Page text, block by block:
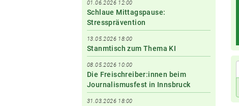
01.06.2026 12:00
Schlaue Mittagspause:
Stressprävention
13.05.2026 18:00
Stanmtisch zum Thema KI
08.05.2026 10:00
Die Freischreiber:innen beim
Journalismusfest in Innsbruck
31.03.2026 18:00